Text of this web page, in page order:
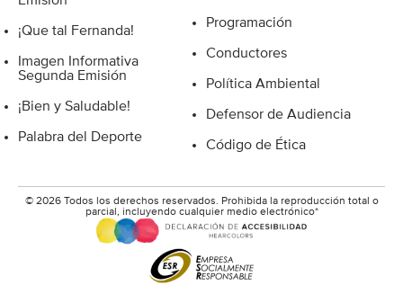
¡Que tal Fernanda!
Imagen Informativa
Segunda Emisión
¡Bien y Saludable!
Palabra del Deporte
Programación
Conductores
Política Ambiental
Defensor de Audiencia
Código de Ética
© 2026 Todos los derechos reservados. Prohibida la reproducción total o
parcial, incluyendo cualquier medio electrónico*